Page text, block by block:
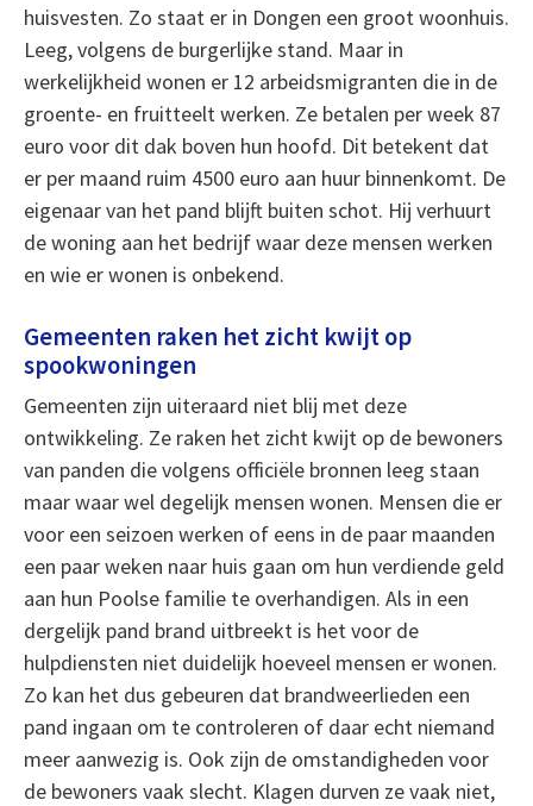
huisvesten. Zo staat er in Dongen een groot woonhuis.
Leeg, volgens de burgerlijke stand. Maar in
werkelijkheid wonen er 12 arbeidsmigranten die in de
groente- en fruitteelt werken. Ze betalen per week 87
euro voor dit dak boven hun hoofd. Dit betekent dat
er per maand ruim 4500 euro aan huur binnenkomt. De
eigenaar van het pand blijft buiten schot. Hij verhuurt
de woning aan het bedrijf waar deze mensen werken
en wie er wonen is onbekend.
Gemeenten raken het zicht kwijt op
spookwoningen
Gemeenten zijn uiteraard niet blij met deze
ontwikkeling. Ze raken het zicht kwijt op de bewoners
van panden die volgens officiële bronnen leeg staan
maar waar wel degelijk mensen wonen. Mensen die er
voor een seizoen werken of eens in de paar maanden
een paar weken naar huis gaan om hun verdiende geld
aan hun Poolse familie te overhandigen. Als in een
dergelijk pand brand uitbreekt is het voor de
hulpdiensten niet duidelijk hoeveel mensen er wonen.
Zo kan het dus gebeuren dat brandweerlieden een
pand ingaan om te controleren of daar echt niemand
meer aanwezig is. Ook zijn de omstandigheden voor
de bewoners vaak slecht. Klagen durven ze vaak niet,